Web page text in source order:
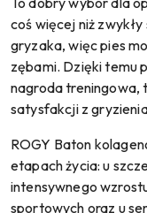
coś więcej niż
gryzaka, więc pies
zębami. Dzięki temu
nagroda treningowa,
satysfakcji z
ROGY Baton
etapach życia: u
intensywnego
sportowych oraz u